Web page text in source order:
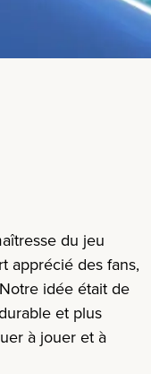
du jeu
apprécié des fans,
idée était de
et plus
à jouer et à